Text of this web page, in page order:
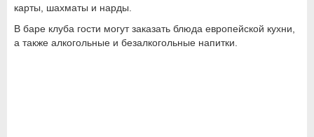
карты, шахматы и нарды.
В баре клуба гости могут заказать блюда европейской кухни,
а также алкогольные и безалкогольные напитки.